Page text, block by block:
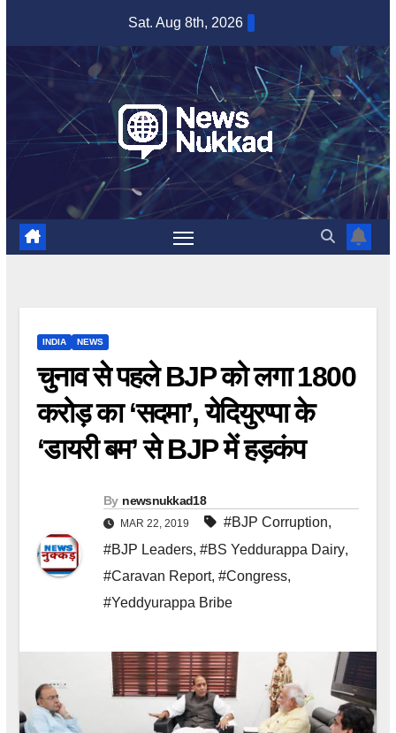
content
Sat. Aug 8th, 2026
INDIA NEWS
चुनाव से पहले BJP को लगा 1800
करोड़ का ‘सदमा’, येदियुरप्पा के
‘डायरी बम’ से BJP में हड़कंप
By newsnukkad18
MAR 22, 2019 #BJP Corruption,
#BJP Leaders, #BS Yeddurappa Dairy,
#Caravan Report, #Congress,
#Yeddyurappa Bribe